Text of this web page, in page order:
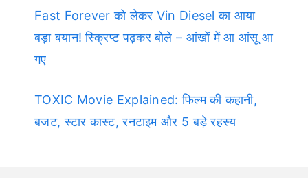
Fast Forever को लेकर Vin Diesel का आया
बड़ा बयान! स्क्रिप्ट पढ़कर बोले – आंखों में आ आंसू आ
गए
TOXIC Movie Explained: फिल्म की कहानी,
बजट, स्टार कास्ट, रनटाइम और 5 बड़े रहस्य